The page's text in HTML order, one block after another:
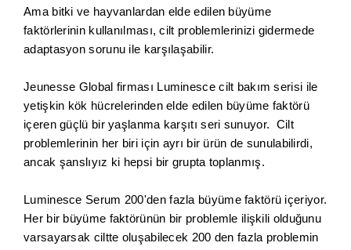
Ama bitki ve hayvanlardan elde edilen büyüme
faktörlerinin kullanılması, cilt problemlerinizi gidermede
adaptasyon sorunu ile karşılaşabilir.
Jeunesse Global firması Luminesce cilt bakım serisi ile
yetişkin kök hücrelerinden elde edilen büyüme faktörü
içeren güçlü bir yaşlanma karşıtı seri sunuyor. Cilt
problemlerinin her biri için ayrı bir ürün de sunulabilirdi,
ancak şanslıyız ki hepsi bir grupta toplanmış.
Luminesce Serum 200'den fazla büyüme faktörü içeriyor.
Her bir büyüme faktörünün bir problemle ilişkili olduğunu
varsayarsak ciltte oluşabilecek 200 den fazla problemin